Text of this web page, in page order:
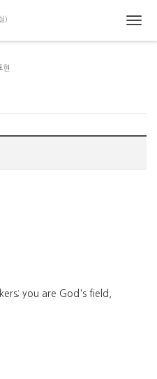
현
you are God's field,